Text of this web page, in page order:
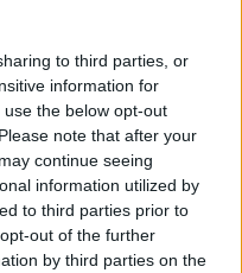
to third parties, or
information for
the below opt-out
note that after your
continue seeing
information utilized by
to third parties prior to
out of the further
by third parties on the
pedig egy másik
vitték el a mezőtúri
változásokról döntött
visszakapják